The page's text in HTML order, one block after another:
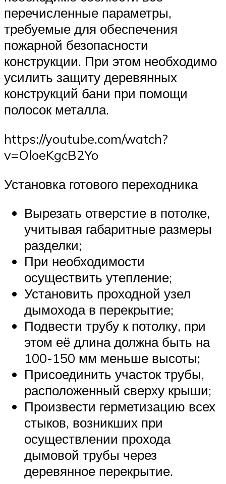
перечисленные параметры,
требуемые для обеспечения
пожарной безопасности
конструкции. При этом необходимо
усилить защиту деревянных
конструкций бани при помощи
полосок металла.
https://youtube.com/watch?
v=OloeKgcB2Yo
Установка готового переходника
Вырезать отверстие в потолке,
учитывая габаритные размеры
разделки;
При необходимости
осуществить утепление;
Установить проходной узел
дымохода в перекрытие;
Подвести трубу к потолку, при
этом её длина должна быть на
100-150 мм меньше высоты;
Присоединить участок трубы,
расположенный сверху крыши;
Произвести герметизацию всех
стыков, возникших при
осуществлении прохода
дымовой трубы через
деревянное перекрытие.